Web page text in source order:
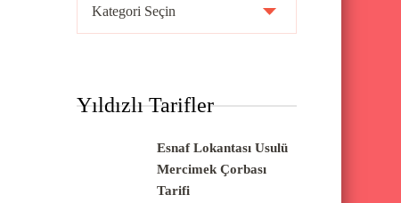
r
Yıldızlı Tarifler
Esnaf Lokantası Usulü
Mercimek Çorbası
Tarifi